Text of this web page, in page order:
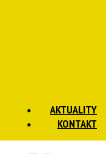
AKTUALITY
KONTAKT